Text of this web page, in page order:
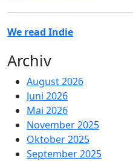
We read Indie
Archiv
August 2026
Juni 2026
Mai 2026
November 2025
Oktober 2025
September 2025